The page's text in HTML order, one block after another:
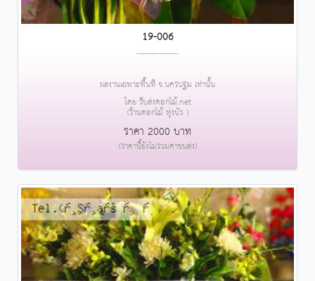
19-006
....................
ผลงานเฉพาะพื้นที่ จ.นครปฐม เท่านั้น
โดย รับส่งดอกไม้.net
(ร้านดอกไม้ ทุ่งบัว )
ราคา 2000 บาท
(ราคานี้ยังไม่รวมค่าขนส่ง)